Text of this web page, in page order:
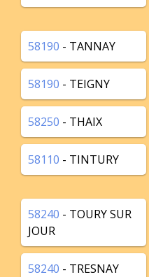
58190 - TANNAY
58190 - TEIGNY
58250 - THAIX
58110 - TINTURY
58240 - TOURY SUR
JOUR
58240 - TRESNAY